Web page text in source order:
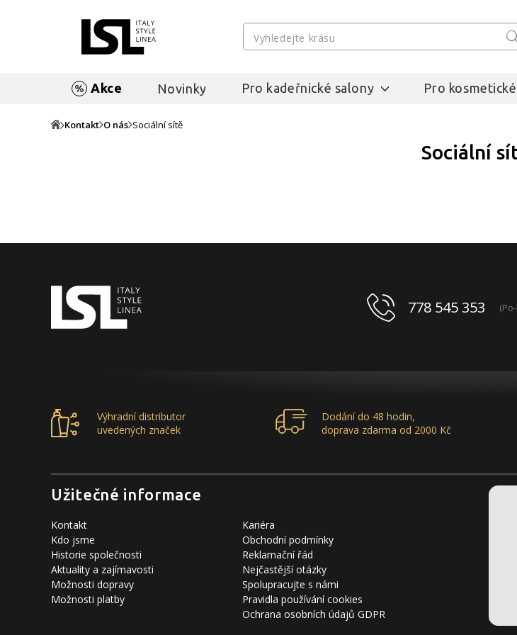
Akce Novinky Pro kadeřnické salony Pro
Kontakt O nás Sociální sítě
Sociální
778 545 353
Výhradní distributor
uvedených značek
Dodání do 48 hodin,
doprava zdarma od 2000 Kč
Užitečné informace
Kontakt
Kdo jsme
Historie společnosti
Aktuality a zajímavosti
Možnosti dopravy
Možnosti platby
Kariéra
Obchodní podmínky
Reklamační řád
Nejčastější otázky
Spolupracujte s námi
Pravidla používání cookies
Ochrana osobních údajů GDPR